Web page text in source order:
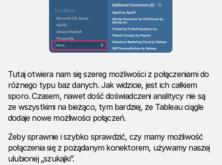
Tutaj otwiera nam się szereg możliwości z połączeniami do
różnego typu baz danych. Jak widzicie, jest ich całkiem
sporo. Czasem, nawet dość doświadczeni analitycy nie są
ze wszystkimi na bieżąco, tym bardziej, że Tableau ciągle
dodaje nowe możliwości połączeń.
Żeby sprawnie i szybko sprawdzić, czy mamy możliwość
połączenia się z pożądanym konektorem, używamy naszej
ulubionej „szukajki”.